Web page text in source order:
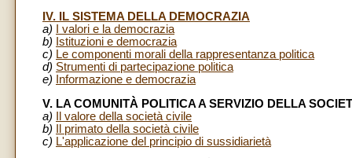
IV. IL SISTEMA DELLA DEMOCRAZIA
a)
I valori e la democrazia
b) Istituzioni e democrazia
c) Le componenti morali della rappresentanza politica
d) Strumenti di partecipazione politica
e)
Informazione e democrazia
V. LA COMUNITÀ POLITICA A SERVIZIO DELLA
a)
Il valore della società civile
b)
Il primato della società civile
c) L'applicazione del principio di sussidiarietà